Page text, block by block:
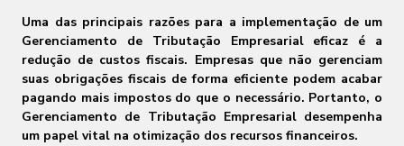
Uma das principais razões para a implementação de um
Gerenciamento de Tributação Empresarial eficaz é a
redução de custos fiscais. Empresas que não gerenciam
suas obrigações fiscais de forma eficiente podem acabar
pagando mais impostos do que o necessário. Portanto, o
Gerenciamento de Tributação Empresarial desempenha
um papel vital na otimização dos recursos financeiros.